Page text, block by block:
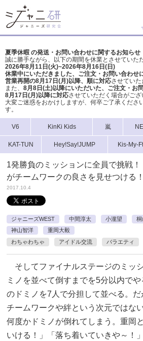
夏季休暇 の発送・お問い合わせに関するお知らせ
誠に勝手ながら、以下の期間を休業とさせていた
2026年8月11日(火)~2026年8月16日(日)
休業中にいただきました、ご注文・お問い合わせ
営業再開の8月17日(月)以降、順に対応させていた
また、 8月8日(土)以降にいただいた、ご注文・ お
8月17日(月)以降に対応させていただく場合がござ
大変ご迷惑をおかけしますが、 何卒ご了承くださ
す。
V6 KinKi Kids 嵐
KAT-TUN Hey!Say!JUMP Kis-My-
1発勝負のミッションに全員で挑戦
がチームワークの良さを見せつける！
2017.10.4
ジャニーズWEST 中間淳太 小瀧望 桐
神山智洋
重岡大毅
わちゃわちゃ
アイドル交流 バラエティ
そしてファイナルステージのミッ
ミノを並べて倒すまでを5分以内で
のドミノを7人で分担して並べる。だ
チームワークや絆という次元ではな
何度かドミノが倒れてしまう。重岡
いける！」「落ち着いていきや～！